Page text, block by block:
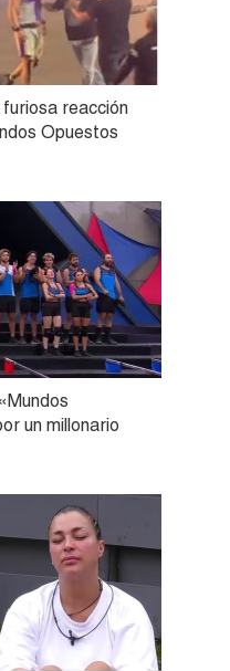
reacción
Opuestos
un millonario